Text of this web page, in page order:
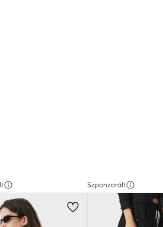
Szponzorált